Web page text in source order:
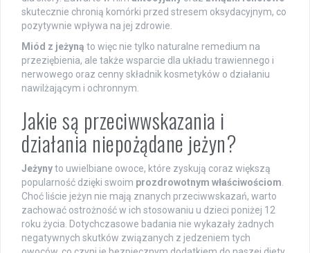
skutecznie chronią komórki przed stresem oksydacyjnym, co
pozytywnie wpływa na jej zdrowie.
Miód z jeżyną to więc nie tylko naturalne remedium na
przeziębienia, ale także wsparcie dla układu trawiennego i
nerwowego oraz cenny składnik kosmetyków o działaniu
nawilżającym i ochronnym.
Jakie są przeciwwskazania i
działania niepożądane jeżyn?
Jeżynyto uwielbiane owoce, które zyskują coraz większą
popularność dzięki swoim prozdrowotnym właściwościom
Choć liście jeżyn nie mają znanych przeciwwskazań, warto
zachować ostrożność w ich stosowaniu u dzieci poniżej 12
roku życia. Dotychczasowe badania nie wykazały żadnych
negatywnych skutków związanych z jedzeniem tych